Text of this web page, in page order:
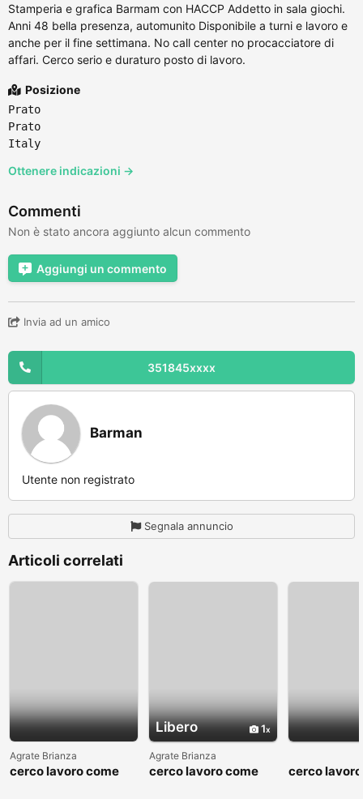
Stamperia e grafica Barmam con HACCP Addetto in sala giochi.
Anni 48 bella presenza, automunito Disponibile a turni e lavoro e
anche per il fine settimana. No call center no procacciatore di
affari. Cerco serio e duraturo posto di lavoro.
Posizione
Prato
Prato
Italy
Ottenere indicazioni →
Commenti
Non è stato ancora aggiunto alcun commento
Aggiungi un commento
Invia ad un amico
351845xxxx
Barman
Utente non registrato
Segnala annuncio
Articoli correlati
Agrate Brianza
cerco lavoro come
Libero 1
Agrate Brianza
cerco lavoro come
cerco